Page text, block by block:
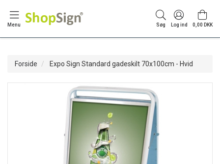
Menu Søg Log ind 0,00 DKK
Forside Expo Sign Standard gadeskilt 70x100cm - Hvid